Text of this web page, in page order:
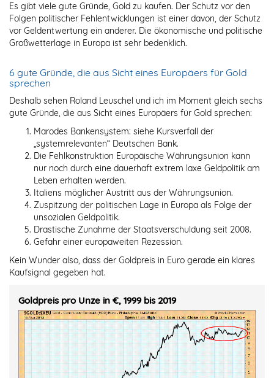
Es gibt viele gute Gründe, Gold zu kaufen. Der Schutz vor den
Folgen politischer Fehlentwicklungen ist einer davon, der Schutz
vor Geldentwertung ein anderer. Die ökonomische und politische
Großwetterlage in Europa ist sehr bedenklich.
6 gute Gründe, die aus Sicht eines Europäers für Gold
sprechen
Deshalb sehen Roland Leuschel und ich im Moment gleich sechs
gute Gründe, die aus Sicht eines Europäers für Gold sprechen:
Marodes Bankensystem: siehe Kursverfall der
„systemrelevanten“ Deutschen Bank.
Die Fehlkonstruktion Europäische Währungsunion kann
nur noch durch eine dauerhaft extrem laxe Geldpolitik am
Leben erhalten werden.
Italiens möglicher Austritt aus der Währungsunion.
Zuspitzung der politischen Lage in Europa als Folge der
unsozialen Geldpolitik.
Drastische Zunahme der Staatsverschuldung seit 2008.
Gefahr einer europaweiten Rezession.
Kein Wunder also, dass der Goldpreis in Euro gerade ein klares
Kaufsignal gegeben hat.
Goldpreis pro Unze in €, 1999 bis 2019